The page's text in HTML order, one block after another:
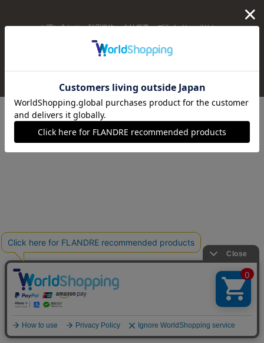
お問い合わせ 利用規約 会社概要 プライバシーポリシー
特定商取引・古物営業法に基づく表示
© FLANDRE CO., LTD.